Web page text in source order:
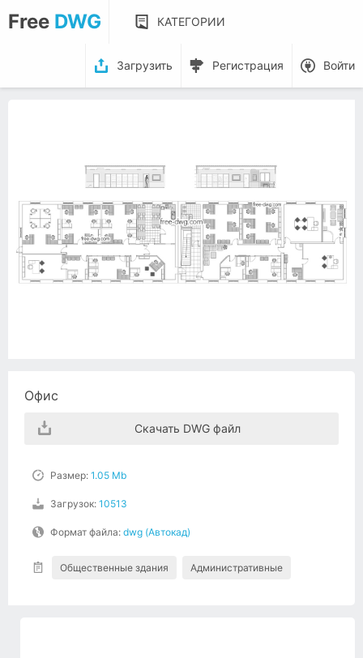
Free DWG КАТЕГОРИИ
Загрузить Регистрация Войти
Офис
Скачать DWG файл
Размер: 1.05 Mb
Загрузок: 10513
Формат файла: dwg (Автокад)
Общественные здания Административные